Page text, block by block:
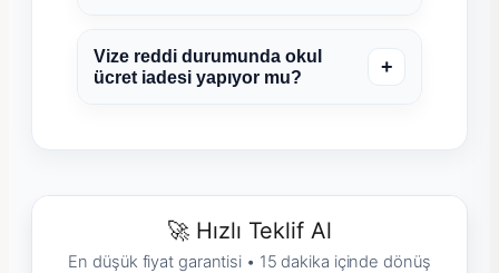
Vize reddi durumunda okul
ücret iadesi yapıyor mu?
+
🚀 Hızlı Teklif Al
En düşük fiyat garantisi • 15 dakika içinde dönüş